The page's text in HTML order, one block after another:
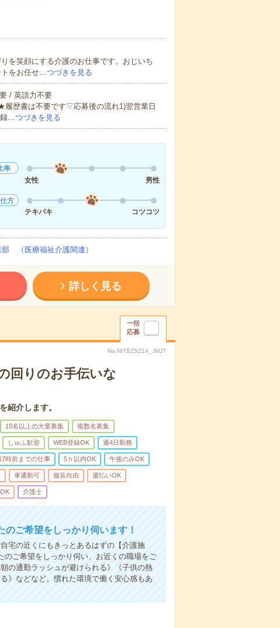
を笑顔にする介護のお仕事です。おじいち
トをお任せ…つづきを見る
/ 英語力不要
歴書は不要です▽応募後の流れ1)翌営業日
録…つづきを見る
率
女性
男性
方
テキパキ
コツコツ
（医療福祉介護関連）
詳しく見る
一括
応募
No.NITSZSZ14_JMJT
回りのお手伝いな
介します。
10名以上の大量募集 複数名募集
しゅふ歓迎 WEB登録OK 週4日勤務
時前までの仕事 5ｈ以内OK 午後のみOK
車通勤可 服装自由 週払いOK
介護士
のご希望をしっかり伺います！
宅の近くにもきっとあるはずの【介護施
ご希望をしっかり伺い、お近くの職場をご
の通勤ラッシュが避けられる》《子供の熱
》などなど。慣れた環境で働く安心感もあ